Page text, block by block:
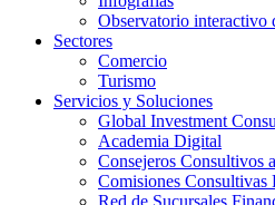
Observatorio interactivo
Sectores
Comercio
Turismo
Servicios y Soluciones
Global Investment
Academia Digital
Consejeros Consultivos
Comisiones